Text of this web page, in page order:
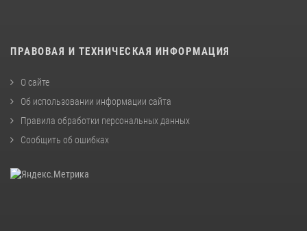
ПРАВОВАЯ И ТЕХНИЧЕСКАЯ ИНФОРМАЦИЯ
О сайте
Об использовании информации сайта
Правила обработки персональных данных
Сообщить об ошибках